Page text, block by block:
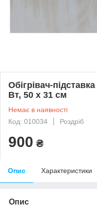
Обігрівач-
Вт, 50 х 31 см
Немає в наявності
Код: 010034
Роздріб
900 ₴
Опис Характеристики
Опис